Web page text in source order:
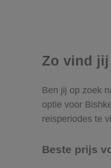
Zo vind
Ben jij op zoek
optie voor
reisperiodes te
Beste prijs